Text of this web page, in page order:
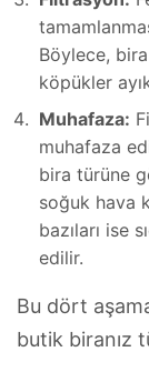
Böylece,
köpükler
Muhafaza:
muhafaza
bira türüne
soğuk hava
bazıları ise
edilir.
Bu dört
butik biranız